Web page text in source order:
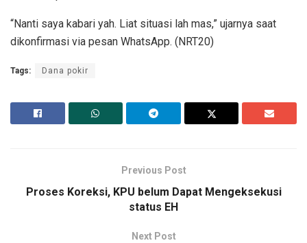
“Nanti saya kabari yah. Liat situasi lah mas,” ujarnya saat
dikonfirmasi via pesan WhatsApp. (NRT20)
Tags: Dana pokir
Previous Post
Proses Koreksi, KPU belum Dapat Mengeksekusi
status EH
Next Post